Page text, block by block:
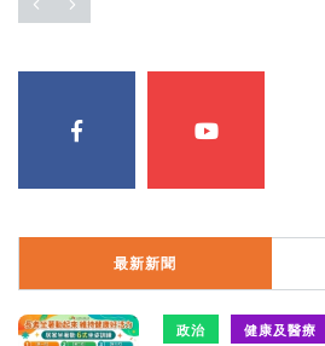
最新新聞
政治 健康及醫療